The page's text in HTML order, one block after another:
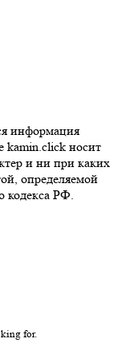
информация
kamin.click носит
и ни при каких
определяемой
кодекса РФ.
for.